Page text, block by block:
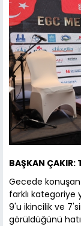
BAŞKAN ÇAKIR:
Gecede konuşan
farklı kategoriye
9'u ikincilik ve
görüldüğünü